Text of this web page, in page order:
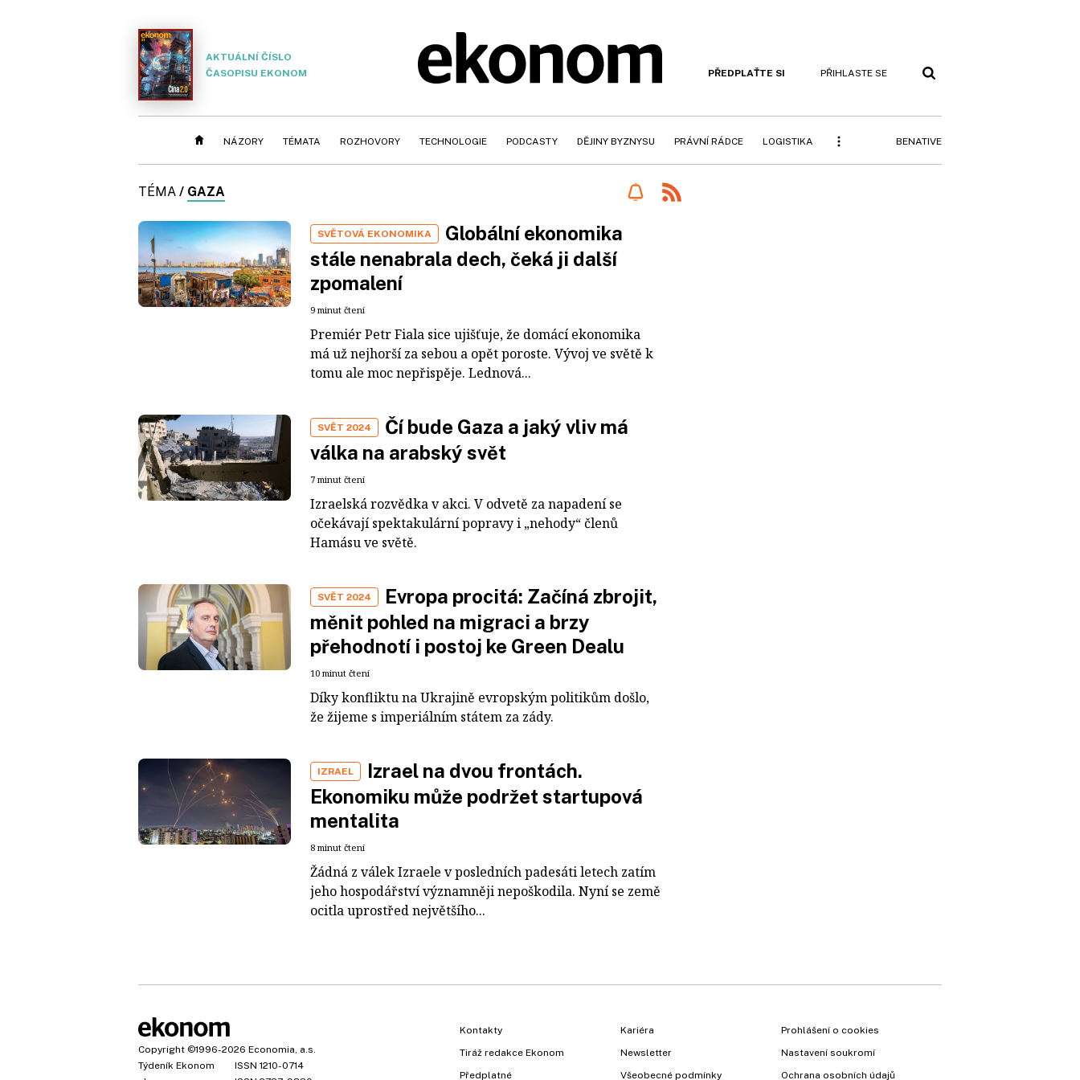
AKTUÁLNÍ ČÍSLO
ČASOPISU EKONOM
PŘEDPLAŤTE SI PŘIHLASTE SE
NÁZORY TÉMATA ROZHOVORY TECHNOLOGIE PODCASTY DĚJINY BYZNYSU PRÁVNÍ RÁDCE LOGISTIKA BENATIVE
TÉMA / GAZA
SVĚTOVÁ EKONOMIKA
Globální ekonomika
stále nenabrala dech, čeká ji další
zpomalení
9 minut čtení
Premiér Petr Fiala sice ujišťuje, že domácí ekonomika
má už nejhorší za sebou a opět poroste. Vývoj ve světě k
tomu ale moc nepřispěje. Lednová...
SVĚT 2024
Čí bude Gaza a jaký vliv má
válka na arabský svět
7 minut čtení
Izraelská rozvědka v akci. V odvetě za napadení se
očekávají spektakulární popravy i „nehody“ členů
Hamásu ve světě.
SVĚT 2024
Evropa procitá: Začíná zbrojit,
měnit pohled na migraci a brzy
přehodnotí i postoj ke Green Dealu
10 minut čtení
Díky konfliktu na Ukrajině evropským politikům došlo,
že žijeme s imperiálním státem za zády.
IZRAEL
Izrael na dvou frontách.
Ekonomiku může podržet startupová
mentalita
8 minut čtení
Žádná z válek Izraele v posledních padesáti letech zatím
jeho hospodářství významněji nepoškodila. Nyní se země
ocitla uprostřed největšího...
Copyright ©1996-2026 Economia, a.s.
Týdeník Ekonom
ISSN 1210-0714
Kontakty
Tiráž redakce Ekonom
Předplatné
Kariéra
Newsletter
Všeobecné podmínky
Prohlášení o cookies
Nastavení soukromí
Ochrana osobních údajů